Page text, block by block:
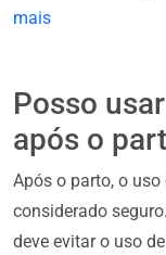
mais
Posso
após o
Após o parto, o
considerado
deve evitar o uso